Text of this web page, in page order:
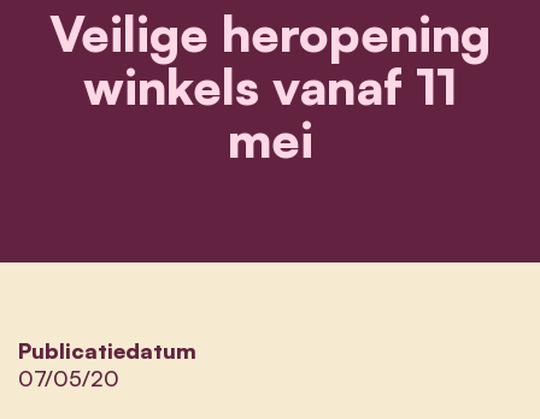
Veilige heropening
winkels vanaf 11
mei
Publicatiedatum
07/05/20